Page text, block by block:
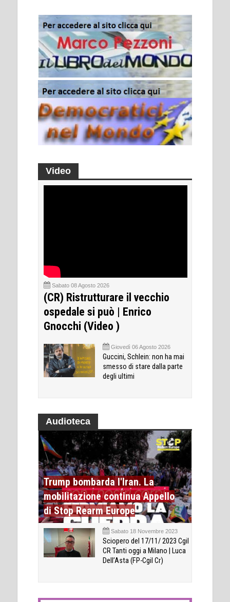
Video
Sabato 08 Agosto 2026
(CR) Ristrutturare il vecchio
ospedale si può | Enrico
Gnocchi (Video )
Giovedì 06 Agosto 2026
Guccini, Schlein: non ha mai
smesso di stare dalla parte
degli ultimi
Audioteca
Trump bombarda l'Iran. La
mobilitazione continua Appello
di Stop Rearm Europe
Sabato 18 Novembre 2023
Sciopero del 17/11/ 2023 Cgil
CR Tanti oggi a Milano | Luca
Dell’Asta (FP-Cgil Cr)